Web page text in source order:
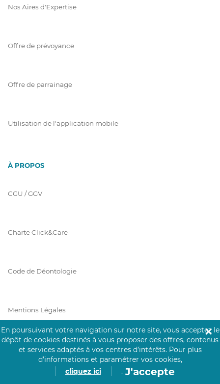
Nos Aires d'Expertise
Offre de prévoyance
Offre de parrainage
Utilisation de l'application mobile
À PROPOS
CGU / GGV
Charte Click&Care
Code de Déontologie
Mentions Légales
Prérequis Click&Care
En poursuivant votre navigation sur notre site, vous acceptez le
dépôt de cookies destinés à vous proposer des offres, contenus
et services adaptés à vos centres d’intérêts. Pour plus
d’informations et paramétrer vos cookies,
cliquez ici
. J'accepte
✕